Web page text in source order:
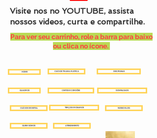
Visite nos no YOUTUBE, assista
nossos videos, curta e compartilhe.
Para ver seu carrinho, role a barra para baixo
ou clica no ícone.
HOME CILÍCIOS TRAMA RUSTICA DISCIPLINAS
QUADROS CINTOS E CORDÕES DOWNLOADS
CILÍCIOS DE METAL TERÇOS E ROSARIOS NOSSO BLOG
QUEM SOMOS ATENDIMENTO